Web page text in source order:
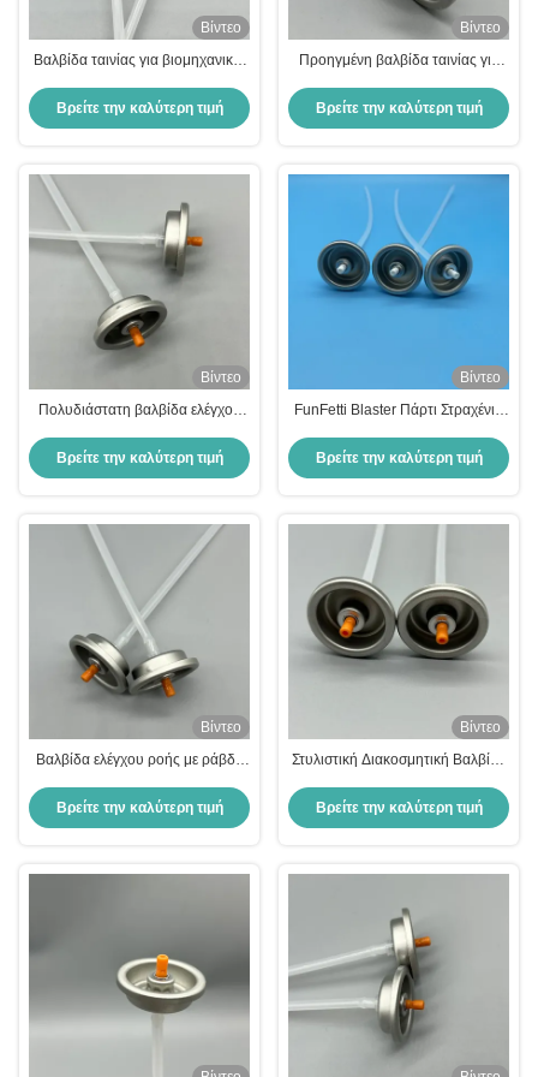
Βίντεο
Βαλβίδα ταινίας για βιομηχανικές
Βρείτε την καλύτερη τιμή
Βίντεο
Προηγμένη βαλβίδα ταινίας για
λύση για διάφορες βιομηχανίες
Βρείτε την καλύτερη τιμή
Βίντεο
Πολυδιάστατη βαλβίδα ελέγχου
αποτελεσματική και
προσαρμόσιμη
Βρείτε την καλύτερη τιμή
Βίντεο
FunFetti Blaster Πάρτι Στραχένια
εορτασμούς - 24 ιντσών σωλήνα
Βρείτε την καλύτερη τιμή
Βίντεο
Βαλβίδα ελέγχου ροής με ράβδο
βιομηχανικών υγρών - ανθεκτική
και αξιόπιστη
Βρείτε την καλύτερη τιμή
Βίντεο
Στυλιστική Διακοσμητική Βαλβίδα
σας σχέδιο
Βρείτε την καλύτερη τιμή